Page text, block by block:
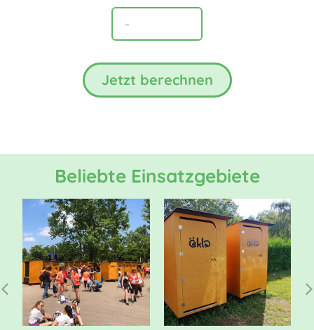
Jetzt berechnen
Beliebte Einsatzgebiete